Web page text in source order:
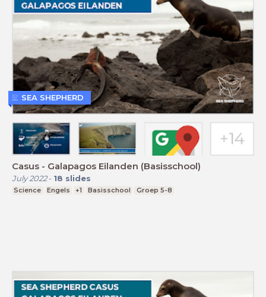
Casus - Galapagos Eilanden (Basisschool)
July 2022- 18 slides
Science Engels +1 Basisschool Groep 5-8
SEA SHEPHERD